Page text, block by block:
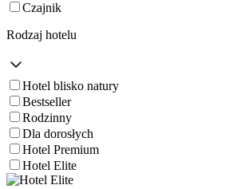
Czajnik
Rodzaj hotelu
Hotel blisko natury
Bestseller
Rodzinny
Dla dorosłych
Hotel Premium
Hotel Elite